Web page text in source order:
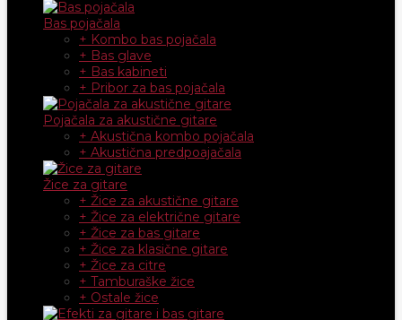
Bas pojačala
+ Kombo bas pojačala
+ Bas glave
+ Bas kabineti
+ Pribor za bas pojačala
Pojačala za akustične gitare
+ Akustična kombo pojačala
+ Akustična predpoajačala
Žice za gitare
+ Žice za akustične gitare
+ Žice za električne gitare
+ Žice za bas gitare
+ Žice za klasične gitare
+ Žice za citre
+ Tamburaške žice
+ Ostale žice